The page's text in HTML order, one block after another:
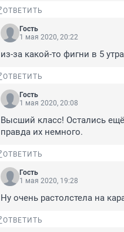
ОТВЕТИТЬ
Гость
1 мая 2020, 20:22
из-за какой-то фигни в 5
ОТВЕТИТЬ
Гость
1 мая 2020, 20:08
Высший класс! Остались
правда их немного.
ОТВЕТИТЬ
Гость
1 мая 2020, 19:28
Ну очень растолстела на
ОТВЕТИТЬ